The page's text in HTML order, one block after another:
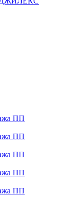
ПП
ПП
ПП
ПП
ПП